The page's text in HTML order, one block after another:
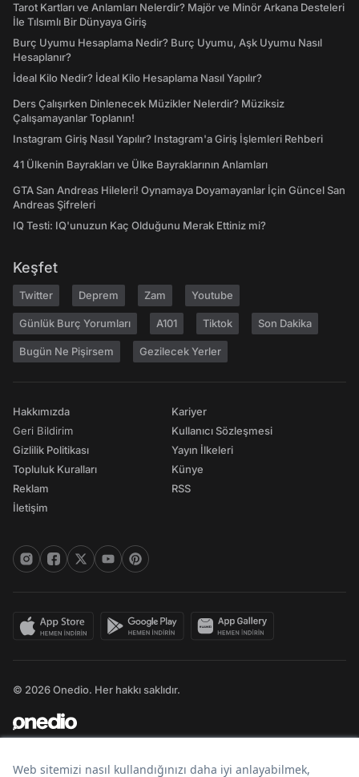
Tarot Kartları ve Anlamları Nelerdir? Majör ve Minör Arkana Desteleri
İle Tılsımlı Bir Dünyaya Giriş
Burç Uyumu Hesaplama Nedir? Burç Uyumu, Aşk Uyumu Nasıl
Hesaplanır?
İdeal Kilo Nedir? İdeal Kilo Hesaplama Nasıl Yapılır?
Ders Çalışırken Dinlenecek Müzikler Nelerdir? Müziksiz
Çalışamayanlar Toplanın!
Instagram Giriş Nasıl Yapılır? Instagram'a Giriş İşlemleri Rehberi
41 Ülkenin Bayrakları ve Ülke Bayraklarının Anlamları
GTA San Andreas Hileleri! Oynamaya Doyamayanlar İçin Güncel San
Andreas Şifreleri
IQ Testi: IQ'unuzun Kaç Olduğunu Merak Ettiniz mi?
Keşfet
Twitter Deprem Zam Youtube
Günlük Burç Yorumları A101 Tiktok Son Dakika
Bugün Ne Pişirsem Gezilecek Yerler
Hakkımızda
Geri Bildirim
Gizlilik Politikası
Topluluk Kuralları
Reklam
İletişim
Kariyer
Kullanıcı Sözleşmesi
Yayın İlkeleri
Künye
RSS
© 2026 Onedio. Her hakkı saklıdır.